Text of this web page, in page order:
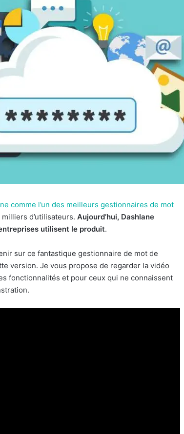
comme l’un des meilleurs gestionnaires de mot
d’utilisateurs. Aujourd’hui, Dashlane
utilisent le produit.
sur ce fantastique gestionnaire de mot de
version. Je vous propose de regarder la vidéo
fonctionnalités et pour ceux qui ne connaissent